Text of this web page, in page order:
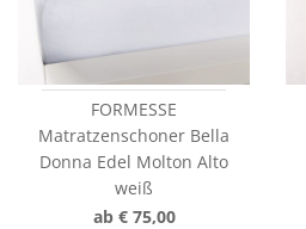
FORMESSE
Matratzenschoner Bella
Donna Edel Molton Alto
weiß
ab € 75,00